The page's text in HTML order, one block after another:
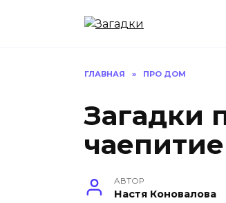
ГЛАВНАЯ » ПРО ДОМ
Загадки
чаепитие
АВТОР
Настя Коновалова